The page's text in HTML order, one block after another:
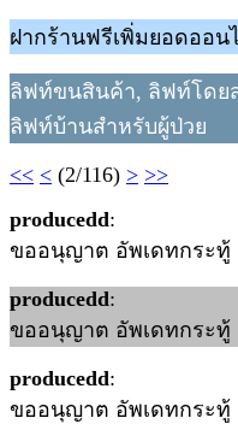
ฝากร้านฟรีเพิ่มยอดออน
ลิฟท์ขนสินค้า, ลิฟท์โดย
ลิฟท์บ้านสำหรับผู้ป่วย
<< < (2/116) > >>
producedd:
ขออนุญาต อัพเดทกระทู้
producedd:
ขออนุญาต อัพเดทกระทู้
producedd:
ขออนุญาต อัพเดทกระทู้